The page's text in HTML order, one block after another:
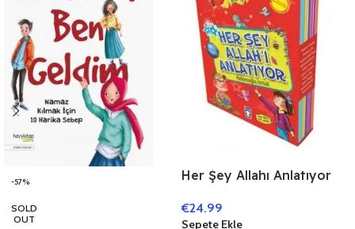
-57%
SOLD
OUT
Her Şey Allahı Anlatıyor
€24.99
Sepete Ekle